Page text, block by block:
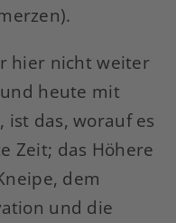
hier nicht weiter
heute mit
das, worauf es
Zeit; das Höhere
dem
und die